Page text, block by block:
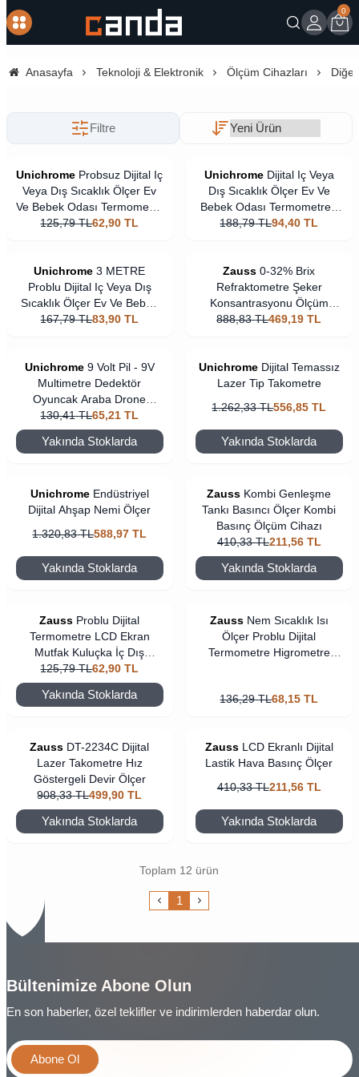
Giriş
0
Anasayfa Teknoloji & Elektronik Ölçüm Cihazları Diğer
Filtre
Unichrome Probsuz Dijital Iç
Veya Dış Sıcaklık Ölçer Ev
Ve Bebek Odası Termometre
-higrometre
125,79 TL62,90 TL
Unichrome Dijital Iç Veya
Dış Sıcaklık Ölçer Ev Ve
Bebek Odası Termometre -
5 Metre Problu
188,79 TL94,40 TL
Unichrome 3 METRE
Problu Dijital Iç Veya Dış
Sıcaklık Ölçer Ev Ve Bebek
Odası Termometre -
167,79 TL83,90 TL
Zauss 0-32% Brix
Refraktometre Şeker
Konsantrasyonu Ölçüm
Cihazı
888,83 TL469,19 TL
Unichrome 9 Volt Pil - 9V
Multimetre Dedektör
Oyuncak Araba Drone
Kumanda Pili -9Volt Çift Başlı
Kare Pil
130,41 TL65,21 TL
Yakında Stoklarda
Unichrome Dijital Temassız
Lazer Tip Takometre
1.262,33 TL556,85 TL
Yakında Stoklarda
Unichrome Endüstriyel
Dijital Ahşap Nemi Ölçer
1.320,83 TL588,97 TL
Yakında Stoklarda
Zauss Kombi Genleşme
Tankı Basıncı Ölçer Kombi
Basınç Ölçüm Cihazı
410,33 TL211,56 TL
Yakında Stoklarda
Zauss Problu Dijital
Termometre LCD Ekran
Mutfak Kuluçka İç Dış
Mekan
125,79 TL62,90 TL
Yakında Stoklarda
Zauss Nem Sıcaklık Isı
Ölçer Problu Dijital
Termometre Higrometre
136,29 TL68,15 TL
Zauss DT-2234C Dijital
Lazer Takometre Hız
Göstergeli Devir Ölçer
908,33 TL499,90 TL
Yakında Stoklarda
Zauss LCD Ekranlı Dijital
Lastik Hava Basınç Ölçer
410,33 TL211,56 TL
Yakında Stoklarda
Toplam 12 ürün
1
Bültenimize Abone Olun
En son haberler, özel teklifler ve indirimlerden haberdar olun.
Abone Ol